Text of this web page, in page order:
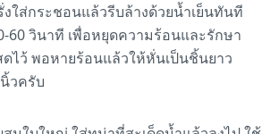
งใส่กระชอนแล้วรีบล้างด้วยน้ำเย็นทันที
60 วินาที เพื่อหยุดความร้อนและรักษา
ดไว้ พอหายร้อนแล้วให้หั่นเป็นชิ้นยาว
วครับ